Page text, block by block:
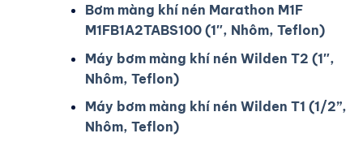
Bơm màng khí nén Marathon M1F
M1FB1A2TABS100 (1″, Nhôm, Teflon)
Máy bơm màng khí nén Wilden T2 (1″,
Nhôm, Teflon)
Máy bơm màng khí nén Wilden T1 (1/2”,
Nhôm, Teflon)